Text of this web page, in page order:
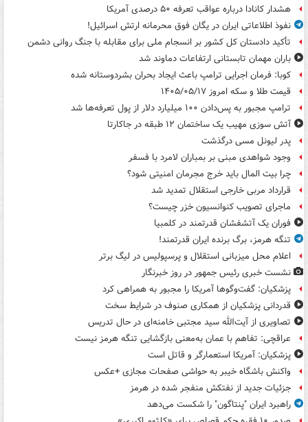
هشدار کانادا درباره عواقب تعرفه ۵۰ درصدی آمریکا
نفوذ اطلاعاتی ایران در یگان فوق محرمانه ارتش اسرائیل!
تأکید دادستان کل کشور بر انسجام ملی برای مقابله با جنگ روانی دشمن
باران مهمان تابستانی ارتفاعات دماوند شد
کوبا: فرمان اجرایی ترامپ باعث ایجاد بحران بشردوستانه شده
قیمت طلا و سکه امروز ۱۴۰۵/۰۵/۱۷
ترامپ مجبور به پس‌دادن ۱۰۰ میلیارد دلار از پول تعرفه‌ها شد
آتش سوزی مهیب یک ساختمان ۱۲ طبقه در جاکارتا
پدر لیونل مسی درگذشت
وجود شواهدی مبنی بر بمباران لامرد با فسفر
چرا بیت المال باید خرج مجرمان امنیتی شود؟
قرارداد مربی خارجی استقلال تمدید شد
ماجرای تصویب کنوانسیون خزر چیست؟
فوران یک آتشفشان قدرتمند در کلمبیا
تنگه هرمز، برگ برنده ایران قدرتمند!
اعلام محل میزبانی استقلال و پرسپولیس در لیگ برتر
نشست خبری رئیس جمهور در روز خبرنگار
پزشکیان: گفت‌وگوها آمریکا را مجبور به همراهی کرد
قدردانی پزشکیان از همکاری صنوف در شرایط سخت
تصاویری از آیت‌الله سید مجتبی خامنه‌ای در حال تدریس
عراقچی: تفاهم با عمان به‌معنی بازگشایی تنگه هرمز نیست
پزشکیان: آمریکا استعمارگر و قاتل است
واکنش باشگاه خیبر به حواشی صفحات مجازی +عکس
جزئیات جدید از نفتکش منفجر شده در هرمز
راهبرد ایران "پنتاگون" را شکست می‌دهد